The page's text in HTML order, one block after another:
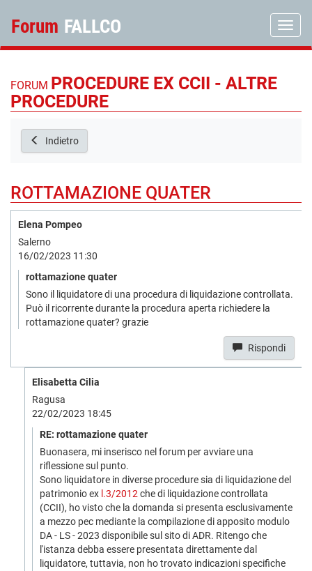
Forum FALLCO
FORUM PROCEDURE EX CCII - ALTRE
PROCEDURE
Indietro
ROTTAMAZIONE QUATER
Elena Pompeo
Salerno
16/02/2023 11:30
rottamazione quater
Sono il liquidatore di una procedura di liquidazione controllata.
Può il ricorrente durante la procedura aperta richiedere la
rottamazione quater? grazie
Rispondi
Elisabetta Cilia
Ragusa
22/02/2023 18:45
RE: rottamazione quater
Buonasera, mi inserisco nel forum per avviare una
riflessione sul punto.
Sono liquidatore in diverse procedure sia di liquidazione del
patrimonio ex l.3/2012 che di liquidazione controllata
(CCII), ho visto che la domanda si presenta esclusivamente
a mezzo pec mediante la compilazione di apposito modulo
DA - LS - 2023 disponibile sul sito di ADR. Ritengo che
l'istanza debba essere presentata direttamente dal
liquidatore, tuttavia, non ho trovato indicazioni specifiche